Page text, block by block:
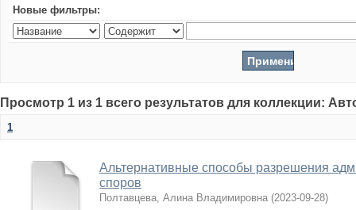
Новые фильтры:
Просмотр 1 из 1 всего результатов для коллекции:
1
Альтернативные способы разрешения
споров
Полтавцева, Алина Владимировна (2023-09-28)